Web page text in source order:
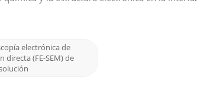
electrónica de
directa (FE-SEM) de